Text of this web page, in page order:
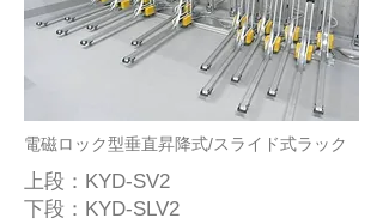
電磁ロック型垂直昇降式/スライド式ラック
上段：KYD-SV2
下段：KYD-SLV2